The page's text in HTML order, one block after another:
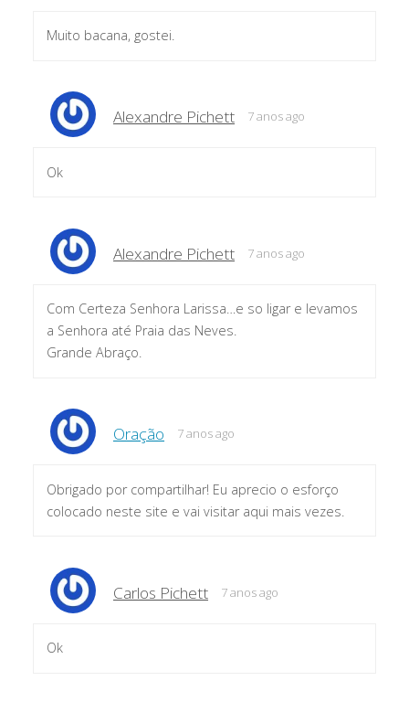
Muito bacana, gostei.
Alexandre Pichett 7 anos ago
Ok
Alexandre Pichett 7 anos ago
Com Certeza Senhora Larissa…e so ligar e levamos
a Senhora até Praia das Neves.
Grande Abraço.
Oração 7 anos ago
Obrigado por compartilhar! Eu aprecio o esforço
colocado neste site e vai visitar aqui mais vezes.
Carlos Pichett 7 anos ago
Ok